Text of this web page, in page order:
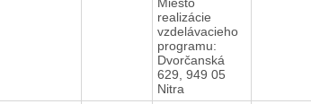
realizácie
vzdelávacieho
programu:
Dvorčanská
629, 949 05
Nitra